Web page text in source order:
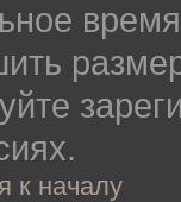
к началу